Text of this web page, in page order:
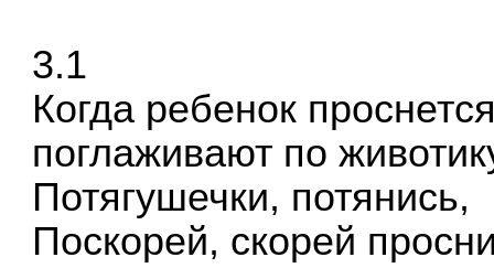
3.1
Когда ребенок
поглаживают по
Потягушечки, потянись,
Поскорей, скорей